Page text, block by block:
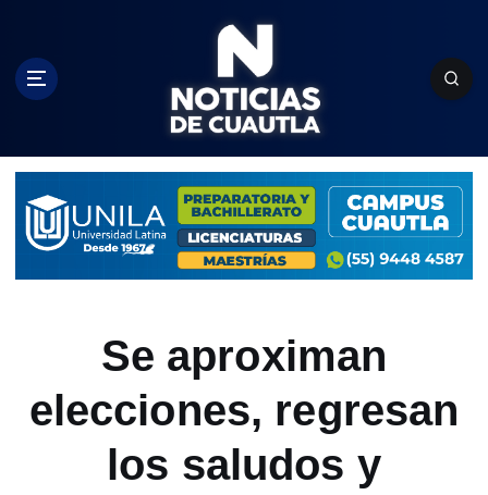
c
Se aproximan
elecciones, regresan
los saludos y